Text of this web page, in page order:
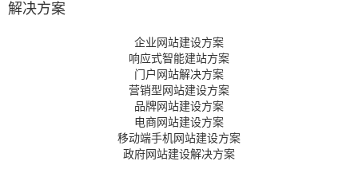
解决方案
企业网站建设方案
响应式智能建站方案
门户网站解决方案
营销型网站建设方案
品牌网站建设方案
电商网站建设方案
移动端手机网站建设方案
政府网站建设解决方案